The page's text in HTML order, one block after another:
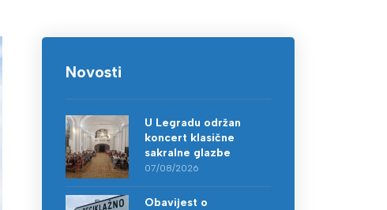
Novosti
U Legradu održan
koncert klasične
sakralne glazbe
07/08/2026
Obavijest o